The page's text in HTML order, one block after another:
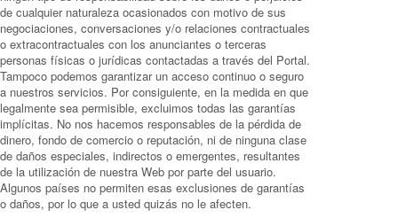
de cualquier naturaleza ocasionados con motivo de sus
negociaciones, conversaciones y/o relaciones contractuales
o extracontractuales con los anunciantes o terceras
personas físicas o jurídicas contactadas a través del Portal.
Tampoco podemos garantizar un acceso continuo o seguro
a nuestros servicios. Por consiguiente, en la medida en que
legalmente sea permisible, excluimos todas las garantías
implícitas. No nos hacemos responsables de la pérdida de
dinero, fondo de comercio o reputación, ni de ninguna clase
de daños especiales, indirectos o emergentes, resultantes
de la utilización de nuestra Web por parte del usuario.
Algunos países no permiten esas exclusiones de garantías
o daños, por lo que a usted quizás no le afecten.